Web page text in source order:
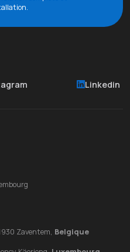
Linkedin
Zaventem, Belgique